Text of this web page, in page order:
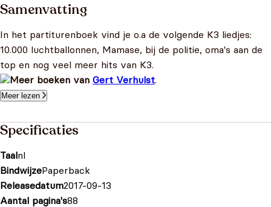
Samenvatting
In het partiturenboek vind je o.a de volgende K3 liedjes:
10.000 luchtballonnen, Mamase, bij de politie, oma's aan de
top en nog veel meer hits van K3.
Meer boeken van Gert Verhulst.
Meer lezen
Specificaties
Taalnl
BindwijzePaperback
Releasedatum2017-09-13
Aantal pagina's88